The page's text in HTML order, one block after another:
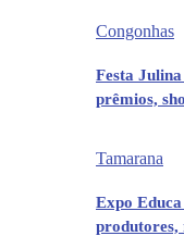
Congonhas
Festa
prêmios,
Tamarana
Expo
produtores,